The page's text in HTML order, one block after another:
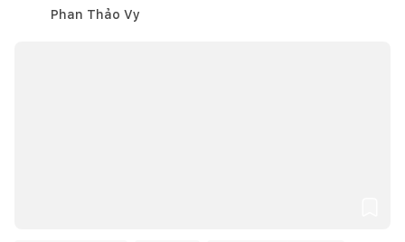
Phan Thảo Vy